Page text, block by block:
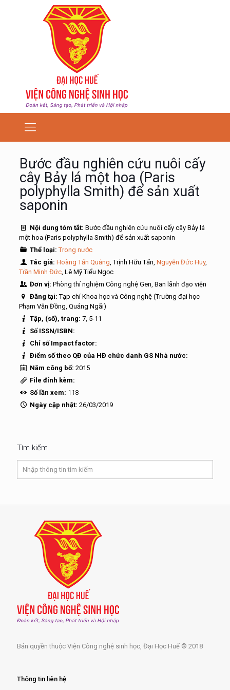
Bước đầu nghiên cứu nuôi cấy
cây Bảy lá một hoa (Paris
polyphylla Smith) để sản xuất
saponin
Nội dung tóm tắt: Bước đầu nghiên cứu nuôi cấy cây Bảy lá
một hoa (Paris polyphylla Smith) để sản xuất saponin
Thể loại:Trong nước
Tác giả: Hoàng Tấn Quảng, Trịnh Hữu Tấn, Nguyễn Đức Huy,
Trần Minh Đức, Lê Mỹ Tiểu Ngọc
Đơn vị: Phòng thí nghiệm Công nghệ Gen, Ban lãnh đạo viện
Đăng tại:Tạp chí Khoa học và Công nghệ (Trường đại học
Phạm Văn Đồng, Quảng Ngãi)
Tập, (số), trang: 7, 5-11
Số ISSN/ISBN:
Chỉ số Impact factor:
Điểm số theo QĐ của HĐ chức danh GS Nhà nước:
Năm công bố: 2015
File đính kèm:
Số lần xem: 118
Ngày cập nhật: 26/03/2019
Tìm kiếm
Bản quyền thuộc Viện Công nghệ sinh học, Đại Học Huế © 2018
Thông tin liên hệ